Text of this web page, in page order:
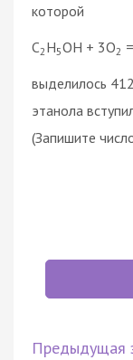
которой
C2 H5OH + 3O2
выделилось
этанола
(Запишите
Предыдущая